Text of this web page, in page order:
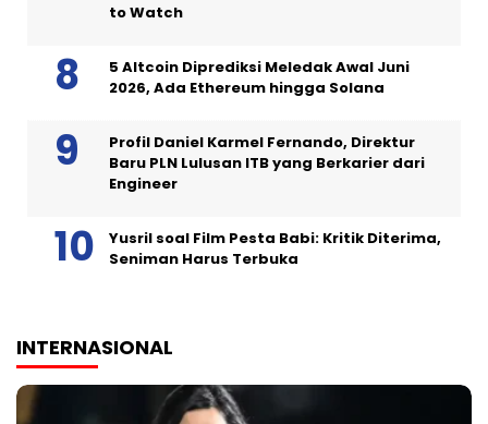
to Watch
5 Altcoin Diprediksi Meledak Awal Juni
2026, Ada Ethereum hingga Solana
Profil Daniel Karmel Fernando, Direktur
Baru PLN Lulusan ITB yang Berkarier dari
Engineer
Yusril soal Film Pesta Babi: Kritik Diterima,
Seniman Harus Terbuka
INTERNASIONAL